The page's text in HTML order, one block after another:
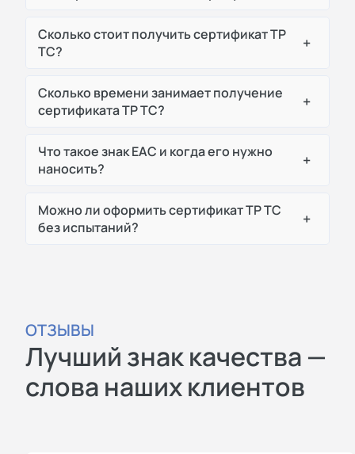
Сколько стоит получить сертификат ТР
ТС?
+
Сколько времени занимает получение
сертификата ТР ТС?
+
Что такое знак ЕАС и когда его нужно
наносить?
+
Можно ли оформить сертификат ТР ТС
без испытаний?
+
ОТЗЫВЫ
Лучший знак качества —
слова наших клиентов